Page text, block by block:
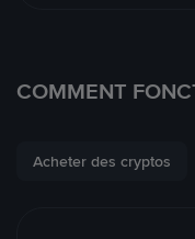
COMMENT
Acheter des cryptos